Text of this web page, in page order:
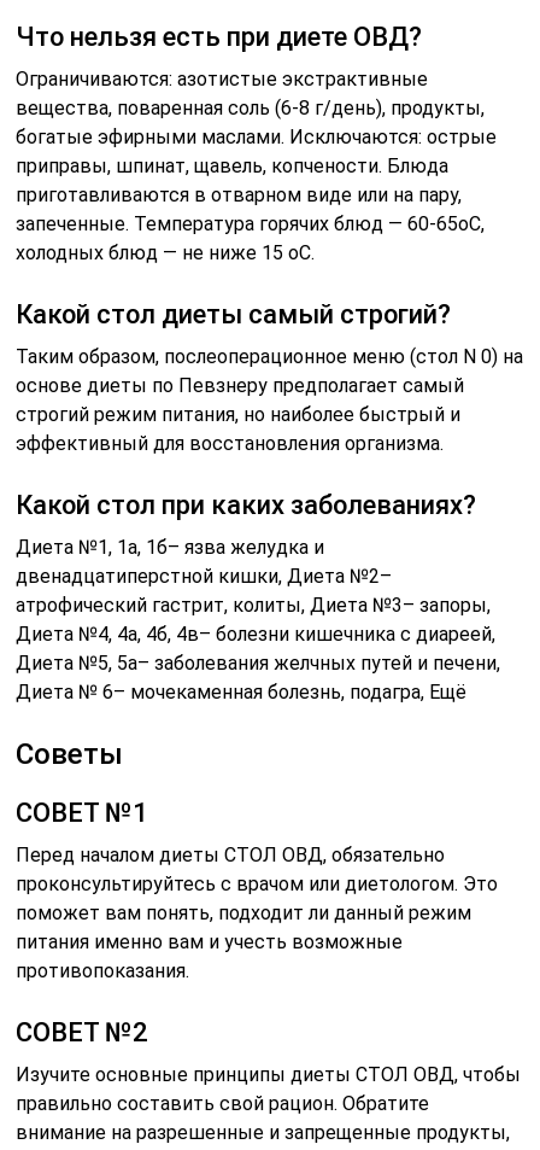
Что нельзя есть при диете ОВД?
Ограничиваются: азотистые экстрактивные
вещества, поваренная соль (6-8 г/день), продукты,
богатые эфирными маслами. Исключаются: острые
приправы, шпинат, щавель, копчености. Блюда
приготавливаются в отварном виде или на пару,
запеченные. Температура горячих блюд — 60-65оС,
холодных блюд — не ниже 15 оС.
Какой стол диеты самый строгий?
Таким образом, послеоперационное меню (стол N 0) на
основе диеты по Певзнеру предполагает самый
строгий режим питания, но наиболее быстрый и
эффективный для восстановления организма.
Какой стол при каких заболеваниях?
Диета №1, 1а, 1б– язва желудка и
двенадцатиперстной кишки, Диета №2–
атрофический гастрит, колиты, Диета №3– запоры,
Диета №4, 4а, 4б, 4в– болезни кишечника с диареей,
Диета №5, 5а– заболевания желчных путей и печени,
Диета № 6– мочекаменная болезнь, подагра, Ещё
Советы
СОВЕТ №1
Перед началом диеты СТОЛ ОВД, обязательно
проконсультируйтесь с врачом или диетологом. Это
поможет вам понять, подходит ли данный режим
питания именно вам и учесть возможные
противопоказания.
СОВЕТ №2
Изучите основные принципы диеты СТОЛ ОВД, чтобы
правильно составить свой рацион. Обратите
внимание на разрешенные и запрещенные продукты,